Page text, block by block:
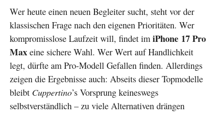
Wer heute einen neuen Begleiter sucht, steht vor der
klassischen Frage nach den eigenen Prioritäten. Wer
kompromisslose Laufzeit will, findet im iPhone 17 Pro
Max eine sichere Wahl. Wer Wert auf Handlichkeit
legt, dürfte am Pro-Modell Gefallen finden. Allerdings
zeigen die Ergebnisse auch: Abseits dieser Topmodelle
bleibt Cuppertino’s Vorsprung keineswegs
selbstverständlich – zu viele Alternativen drängen